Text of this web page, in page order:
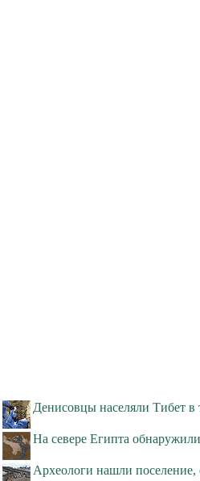
Денисовцы населяли Тибет в
На севере Египта
Археологи нашли